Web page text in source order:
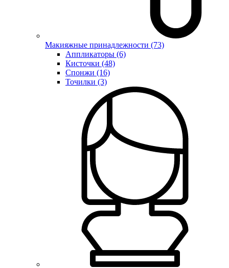
Макияжные принадлежности (73)
Аппликаторы (6)
Кисточки (48)
Спонжи (16)
Точилки (3)